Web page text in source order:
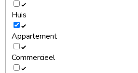
Huis
Appartement
Commercieel